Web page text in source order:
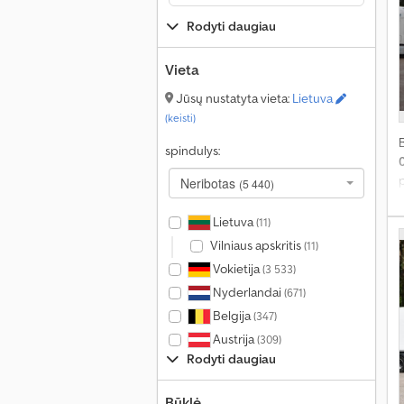
Rodyti daugiau
Vieta
Jūsų nustatyta vieta: Lietuva
(keisti)
spindulys:
Neribotas (5 440)
Lietuva(11)
Vilniaus apskritis(11)
Vokietija(3 533)
Nyderlandai(671)
Belgija(347)
Austrija(309)
Rodyti daugiau